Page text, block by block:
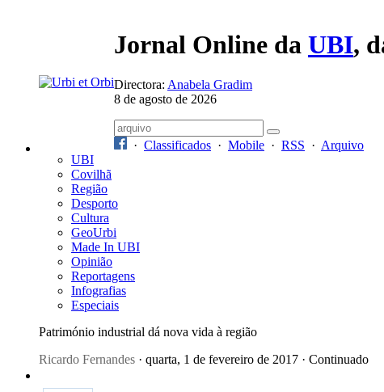
Jornal Online da UBI,
Directora: Anabela Gradim
8 de agosto de 2026
· Classificados · Mobile · RSS · Arquivo
UBI
Covilhã
Região
Desporto
Cultura
GeoUrbi
Made In UBI
Opinião
Reportagens
Infografias
Especiais
Património industrial dá nova vida à região
Ricardo Fernandes · quarta, 1 de fevereiro de 2017 · Continuado